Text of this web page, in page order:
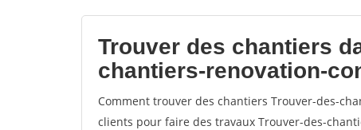
Trouver des chantiers
chantiers-renovation-
Comment trouver des chantiers Trouver-des-
clients pour faire des travaux Trouver-des-